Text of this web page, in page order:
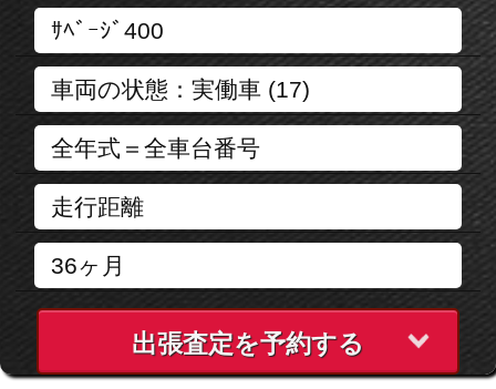
出張査定を予約する